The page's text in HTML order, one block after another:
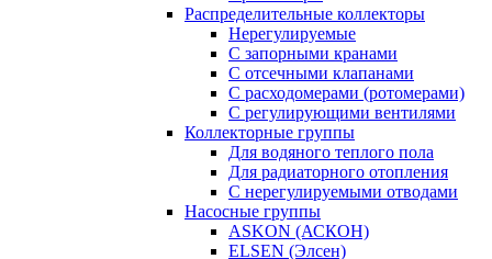
Распределительные коллекторы
Нерегулируемые
С запорными кранами
С отсечными клапанами
С расходомерами (ротомерами)
С регулирующими вентилями
Коллекторные группы
Для водяного теплого пола
Для радиаторного отопления
С нерегулируемыми отводами
Насосные группы
ASKON (АСКОН)
ELSEN (Элсен)